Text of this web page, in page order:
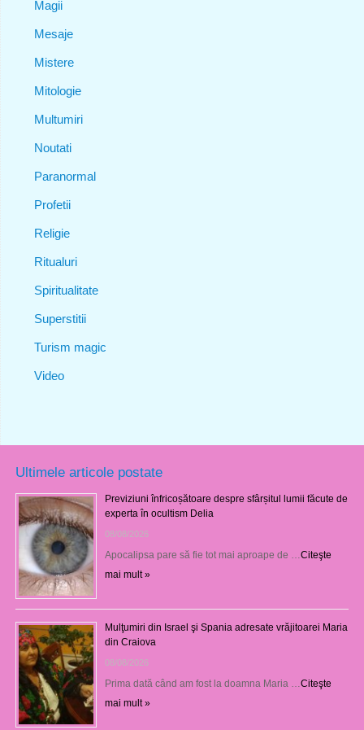
Magii
Mesaje
Mistere
Mitologie
Multumiri
Noutati
Paranormal
Profetii
Religie
Ritualuri
Spiritualitate
Superstitii
Turism magic
Video
Ultimele articole postate
Previziuni înfricoșătoare despre sfârșitul lumii făcute de
experta în ocultism Delia
08/08/2026
Apocalipsa pare să fie tot mai aproape de … Citeşte
mai mult »
Mulţumiri din Israel şi Spania adresate vrăjitoarei Maria
din Craiova
08/08/2026
Prima dată când am fost la doamna Maria … Citeşte
mai mult »